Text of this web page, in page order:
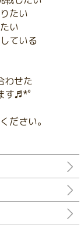
たい
い
ている
わせた
す♬*ﾟ
ださい。